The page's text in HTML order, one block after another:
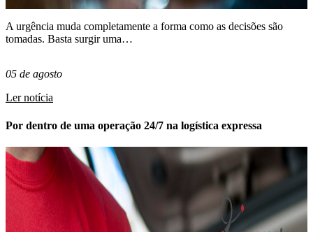
A urgência muda completamente a forma como as decisões são
tomadas. Basta surgir uma…
05 de agosto
Ler notícia
Por dentro de uma operação 24/7 na logística expressa